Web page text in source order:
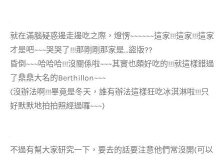
就在滿腦疑惑邊走邊吃之際，燈愣~~~~~~這家!!!這家!!!這家
才是吧~~~哭哭了!!!那剛剛那家是…盜版??
昏倒~~~哈哈哈!!!沒關係啦~~~其實也頗好吃的!!!就這樣錯過
了鼎鼎大名的Berthillon~~~
(沒辦法啊!!!畢竟是冬天，誰有辦法這樣狂吃冰淇淋啦!!!只
好默默地拍拍照經過囉~~~)
不過有幫大家研究一下，要去的話要注意他們常沒開(可以